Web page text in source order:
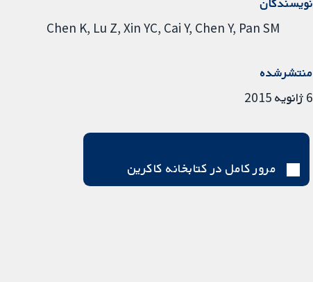
Chen K Lu Z Xin YC Cai Y Chen Y Pan SM
منتشرشده
6 ژانویه 2015
مرور کامل در کتابخانه کاکرین